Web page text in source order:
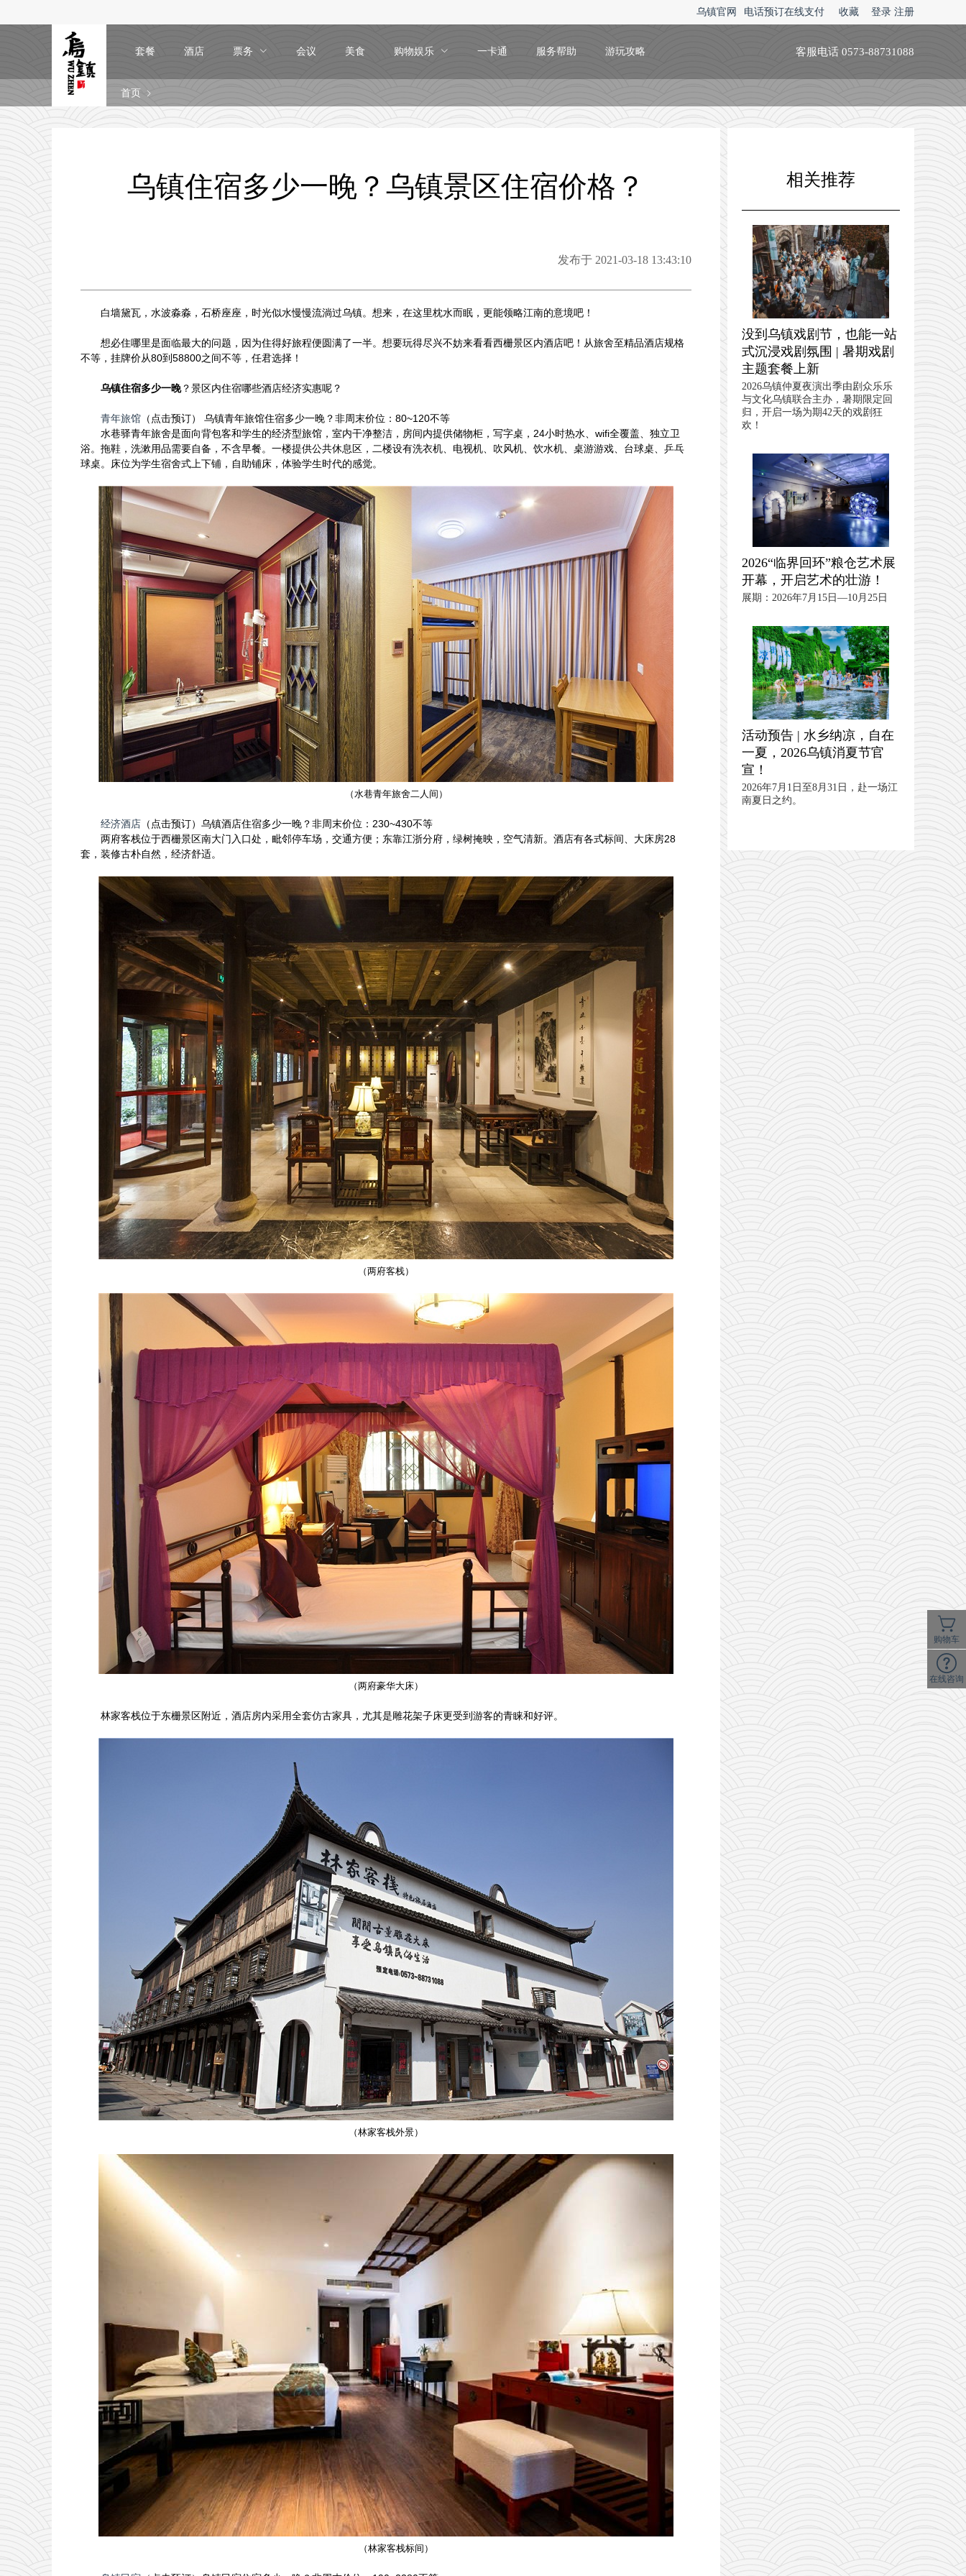
乌镇官网 电话预订在线支付 收藏 登录 注册
套餐 酒店 票务 会议 美食 购物娱乐 一卡通 服务帮助 游玩攻略 客服电话 0573-88731088
首页
乌镇住宿多少一晚？乌镇景区住宿价格？
发布于 2021-03-18 13:43:10
白墙黛瓦，水波淼淼，石桥座座，时光似水慢慢流淌过乌镇。想来，在这里枕水而眠，更能领略江南的意境吧！
想必住哪里是面临最大的问题，因为住得好旅程便圆满了一半。想要玩得尽兴不妨来看看西栅景区内酒店吧！从旅舍至精品酒店规格
不等，挂牌价从80到58800之间不等，任君选择！
乌镇住宿多少一晚？景区内住宿哪些酒店经济实惠呢？
青年旅馆 （点击预订） 乌镇青年旅馆住宿多少一晚？非周末价位：80~120不等
水巷驿青年旅舍是面向背包客和学生的经济型旅馆，室内干净整洁，房间内提供储物柜，写字桌，24小时热水、wifi全覆盖、独立卫
浴。拖鞋，洗漱用品需要自备，不含早餐。一楼提供公共休息区，二楼设有洗衣机、电视机、吹风机、饮水机、桌游游戏、台球桌、乒乓
球桌。床位为学生宿舍式上下铺，自助铺床，体验学生时代的感觉。
（水巷青年旅舍二人间）
经济酒店 （点击预订）乌镇酒店住宿多少一晚？非周末价位：230~430不等
两府客栈位于西栅景区南大门入口处，毗邻停车场，交通方便；东靠江浙分府，绿树掩映，空气清新。酒店有各式标间、大床房28
套，装修古朴自然，经济舒适。
（两府客栈）
（两府豪华大床）
林家客栈位于东栅景区附近，酒店房内采用全套仿古家具，尤其是雕花架子床更受到游客的青睐和好评。
（林家客栈外景）
（林家客栈标间）
相关推荐
没到乌镇戏剧节，也能一站
式沉浸戏剧氛围 | 暑期戏剧
主题套餐上新
2026乌镇仲夏夜演出季由剧众乐乐
与文化乌镇联合主办，暑期限定回
归，开启一场为期42天的戏剧狂
欢！
2026“临界回环”粮仓艺术展
开幕，开启艺术的壮游！
展期：2026年7月15日—10月25日
活动预告 | 水乡纳凉，自在
一夏，2026乌镇消夏节官
宣！
2026年7月1日至8月31日，赴一场江
南夏日之约。
购物车
在线咨询